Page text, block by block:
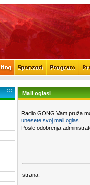
::: Mali oglasi
Radio GONG Vam pruža
unesete svoj mali oglas
Posle odobrenja
strana: